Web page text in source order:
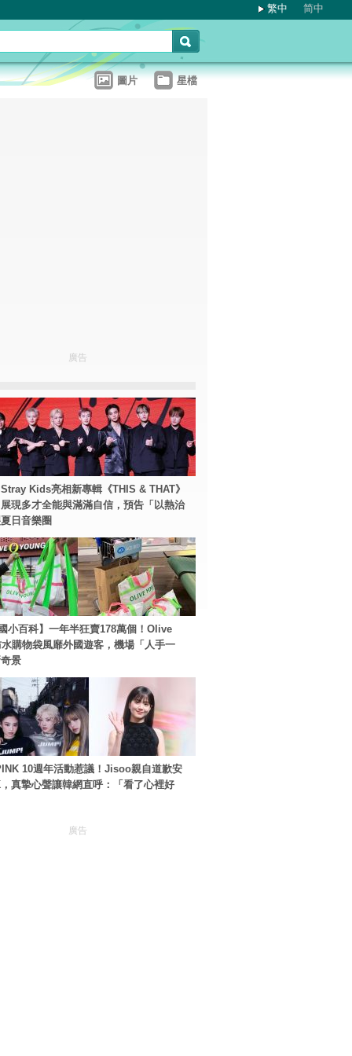
繁中 简中
圖片 星檔
廣告
Kids亮相新專輯《THIS & THAT》
現多才全能與滿滿自信，預告「以熱治
日音樂圈
小百科】一年半狂賣178萬個！Olive
購物袋風靡外國遊客，機場「人手一
景
10週年活動惹議！Jisoo親自道歉安
真摯心聲讓韓網直呼：「看了心裡好
廣告